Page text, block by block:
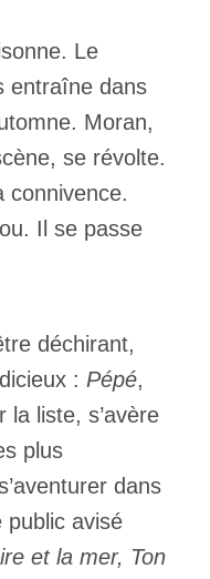
Le
entraîne dans
Moran,
se révolte.
connivence.
Il se passe
déchirant,
: Pépé,
la liste, s’avère
plus
dans
public avisé
et la mer, Ton